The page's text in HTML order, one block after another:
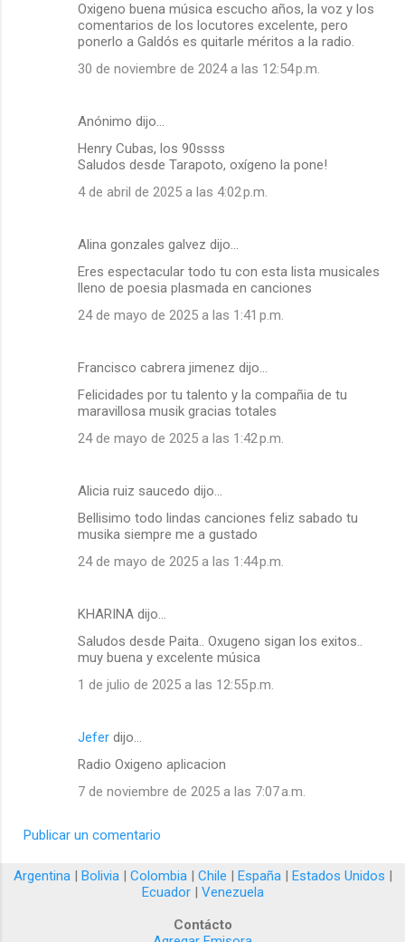
Oxigeno buena música escucho años, la voz y los
comentarios de los locutores excelente, pero
ponerlo a Galdós es quitarle méritos a la radio.
30 de noviembre de 2024 a las 12:54 p.m.
Anónimo dijo…
Henry Cubas, los 90ssss
Saludos desde Tarapoto, oxígeno la pone!
4 de abril de 2025 a las 4:02 p.m.
Alina gonzales galvez dijo…
Eres espectacular todo tu con esta lista musicales
lleno de poesia plasmada en canciones
24 de mayo de 2025 a las 1:41 p.m.
Francisco cabrera jimenez dijo…
Felicidades por tu talento y la compañia de tu
maravillosa musik gracias totales
24 de mayo de 2025 a las 1:42 p.m.
Alicia ruiz saucedo dijo…
Bellisimo todo lindas canciones feliz sabado tu
musika siempre me a gustado
24 de mayo de 2025 a las 1:44 p.m.
KHARINA dijo…
Saludos desde Paita.. Oxugeno sigan los exitos..
muy buena y excelente música
1 de julio de 2025 a las 12:55 p.m.
Jefer dijo…
Radio Oxigeno aplicacion
7 de noviembre de 2025 a las 7:07 a.m.
Publicar un comentario
Argentina| Bolivia| Colombia| Chile | España| Estados Unidos |
Ecuador| Venezuela
Contácto